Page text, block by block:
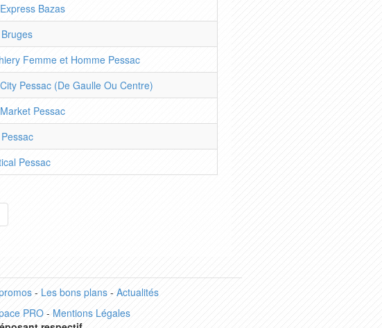
Bazas
Femme et Homme Pessac
Pessac (De Gaulle Ou Centre)
Pessac
Pessac
- Les bons plans- Actualités
PRO- Mentions Légales